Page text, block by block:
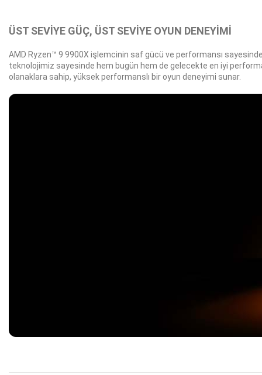
ÜST SEVİYE GÜÇ, ÜST SEVİYE OYUN DENEYİMİ​
AMD Ryzen™ 9 9900X işlemcinin saf gücü ve performansı
teknolojimiz sayesinde hem bugün hem de gelecekte en iyi
olanaklara sahip, yüksek performanslı bir oyun deneyimi sunar.